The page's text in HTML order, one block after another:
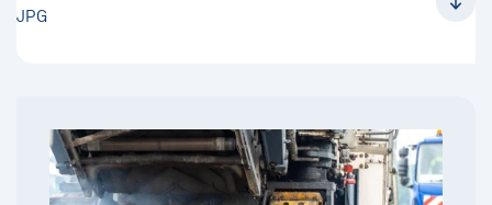
JPG